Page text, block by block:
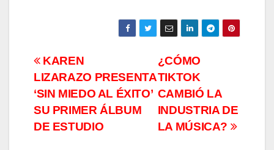
Navegación
de
entradas
¿CÓMO
TIKTOK
CAMBIÓ LA
INDUSTRIA DE
LA MÚSICA?
KAREN
LIZARAZO PRESENTA
‘SIN MIEDO AL ÉXITO’
SU PRIMER ÁLBUM
DE ESTUDIO